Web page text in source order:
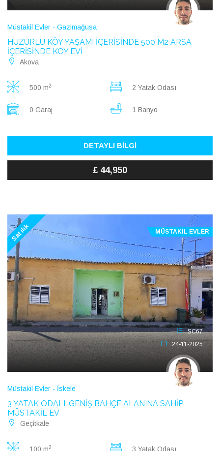
Müstakil Evler - Gazimağusa
HUZURLU KÖY YAŞAMI İÇERİSİNDE 500 M2 ARSA
İÇERİSİNDE KÖY EVİ
Akova
500 m2 2 Yatak Odası
0 Garaj 1 Banyo
DETAYLI BİLGİ
£ 44,950
Satılık MÜSTAKIL EVLER
SC67
24-11-2025
Müstakil Evler - İskele
3 YATAK ODALI, GENİŞ BAHÇE ALANINA SAHİP
MÜSTAKİL EV
Geçi̇tkale
100 m2 3 Yatak Odası